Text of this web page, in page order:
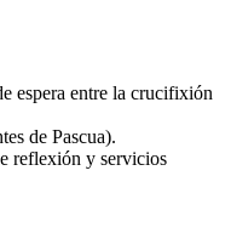
espera entre la crucifixión
de Pascua).
reflexión y servicios